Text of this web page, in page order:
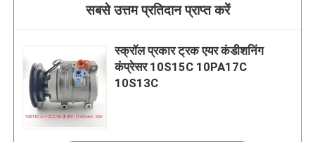
सबसे उत्तम प्रतिदान प्राप्त करें
स्क्रॉल प्रकार ट्रक एयर कंडीशनिंग
कंप्रेसर 10S15C 10PA17C
10S13C